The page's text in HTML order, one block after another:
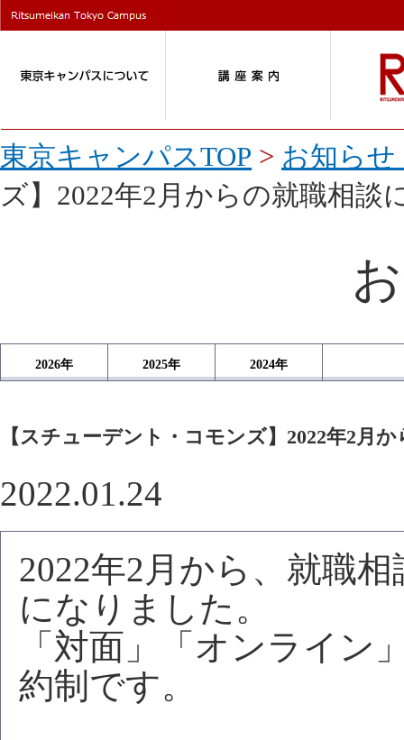
東京キャンパスTOP > お知らせ
ズ】2022年2月からの就職相談
2026年 2025年 2024年
【スチューデント・コモンズ】2022年2月
2022.01.24
2022年2月から、就職
になりました。
「対面」「オンライン
約制です。